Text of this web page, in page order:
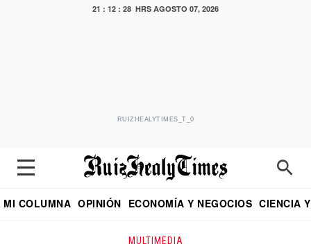
21 : 12 : 28 HRS AGOSTO 07, 2026
RUIZHEALYTIMES_T_0
MI COLUMNA OPINIÓN ECONOMÍA Y NEGOCIOS CIENCIA
MULTIMEDIA